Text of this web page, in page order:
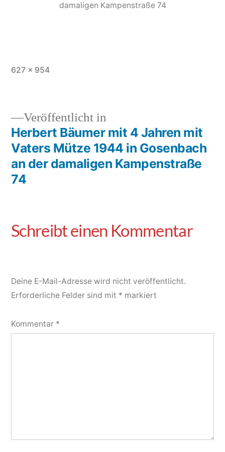
damaligen Kampenstraße 74
627 × 954
Veröffentlicht in
Herbert Bäumer mit 4 Jahren mit
Vaters Mütze 1944 in Gosenbach
an der damaligen Kampenstraße
74
Deine E-Mail-Adresse wird nicht veröffentlicht.
Erforderliche Felder sind mit * markiert
Kommentar *